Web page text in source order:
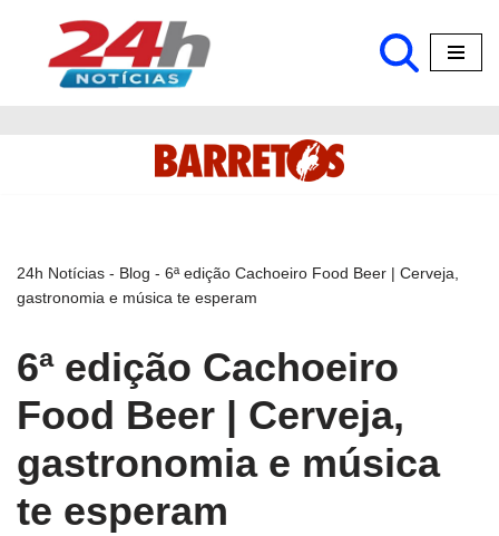
Pular
24h Notícias - Blog - 6ª edição Cachoeiro Food Beer | Cerveja,
gastronomia e música te esperam
6ª edição Cachoeiro
Food Beer | Cerveja,
gastronomia e música
te esperam